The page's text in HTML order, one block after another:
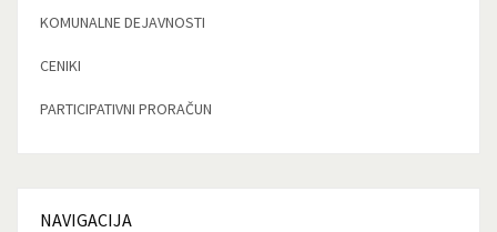
KOMUNALNE DEJAVNOSTI
CENIKI
PARTICIPATIVNI PRORAČUN
NAVIGACIJA